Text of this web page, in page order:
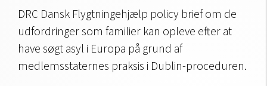
DRC Dansk Flygtningehjælp policy brief om de
udfordringer som familier kan opleve efter at
have søgt asyl i Europa på grund af
medlemsstaternes praksis i Dublin-proceduren.